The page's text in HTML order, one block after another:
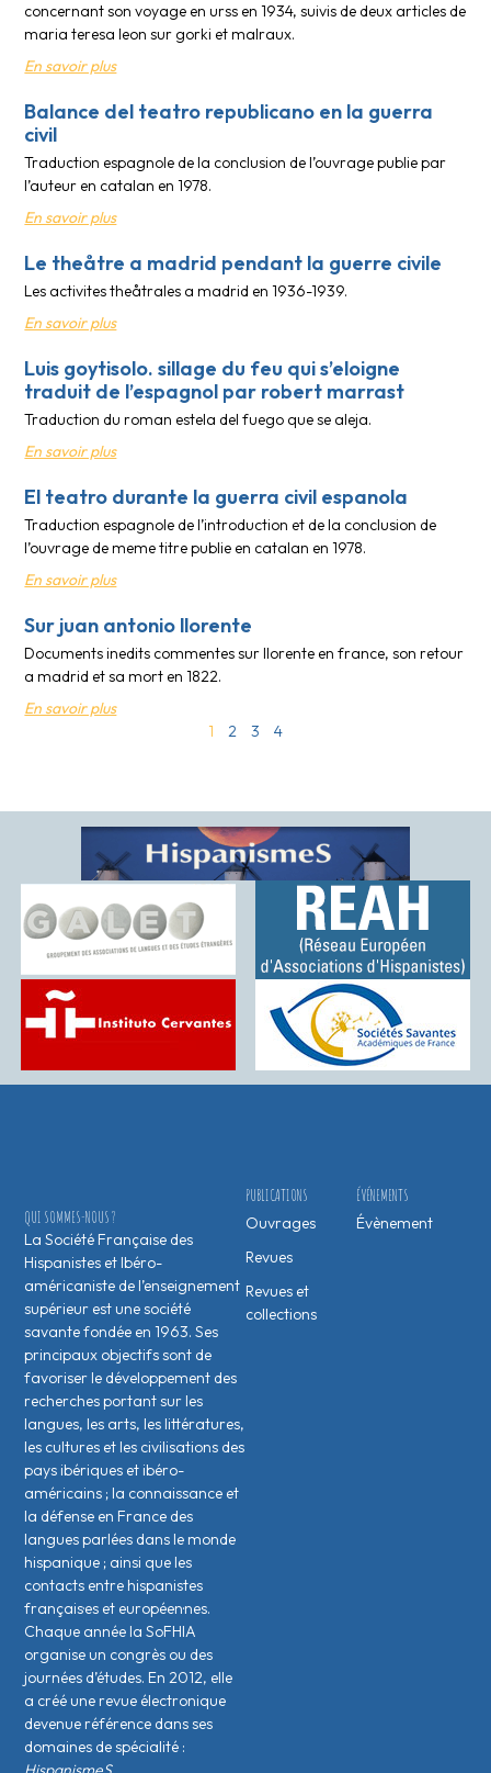
concernant son voyage en urss en 1934, suivis de deux articles de
maria teresa leon sur gorki et malraux.
En savoir plus
Balance del teatro republicano en la guerra
civil
Traduction espagnole de la conclusion de l’ouvrage publie par
l’auteur en catalan en 1978.
En savoir plus
Le theåtre a madrid pendant la guerre civile
Les activites theåtrales a madrid en 1936-1939.
En savoir plus
Luis goytisolo. sillage du feu qui s’eloigne
traduit de l’espagnol par robert marrast
Traduction du roman estela del fuego que se aleja.
En savoir plus
El teatro durante la guerra civil espanola
Traduction espagnole de l’introduction et de la conclusion de
l’ouvrage de meme titre publie en catalan en 1978.
En savoir plus
Sur juan antonio llorente
Documents inedits commentes sur llorente en france, son retour
a madrid et sa mort en 1822.
En savoir plus
1
2 3 4
ÉVÉNEMENTS
Évènement
PUBLICATIONS
Ouvrages
Revues
Revues et
collections
QUI SOMMES-NOUS ?
La Société Française des
Hispanistes et Ibéro-
américaniste de l’enseignement
supérieur est une société
savante fondée en 1963. Ses
principaux objectifs sont de
favoriser le développement des
recherches portant sur les
langues, les arts, les littératures,
les cultures et les civilisations des
pays ibériques et ibéro-
américains ; la connaissance et
la défense en France des
langues parlées dans le monde
hispanique ; ainsi que les
contacts entre hispanistes
français·es et européen·nes.
Chaque année la SoFHIA
organise un congrès ou des
journées d’études. En 2012, elle
a créé une revue électronique
devenue référence dans ses
domaines de spécialité :